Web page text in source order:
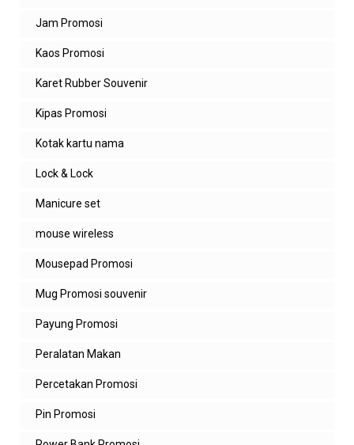
Jam Promosi
Kaos Promosi
Karet Rubber Souvenir
Kipas Promosi
Kotak kartu nama
Lock & Lock
Manicure set
mouse wireless
Mousepad Promosi
Mug Promosi souvenir
Payung Promosi
Peralatan Makan
Percetakan Promosi
Pin Promosi